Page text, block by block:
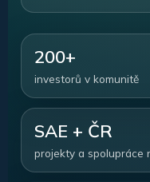
200+
investorů v komunitě
SAE + ČR
projekty a spolupráce